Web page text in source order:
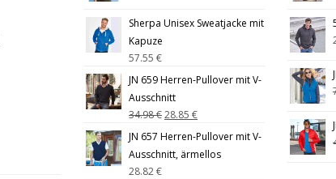
Sherpa Unisex Sweatjacke mit
Kapuze
57.55 €
JN 659 Herren-Pullover mit V-
Ausschnitt
34.98€28.85 €
JN 657 Herren-Pullover mit V-
Ausschnitt, ärmellos
28.82€